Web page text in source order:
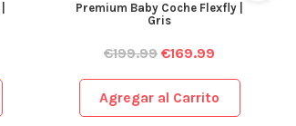
Premium Baby Coche Flexfly |
Gris
€199.99 €169.99
Agregar al Carrito